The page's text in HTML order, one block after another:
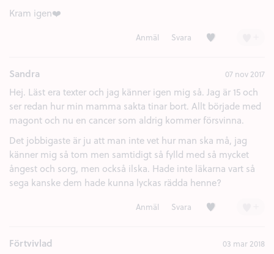
Kram igen❤️
Anmäl Svara Kärlek (3)
Sandra 07 nov 2017
Hej. Läst era texter och jag känner igen mig så. Jag är 15 och
ser redan hur min mamma sakta tinar bort. Allt började med
magont och nu en cancer som aldrig kommer försvinna.
Det jobbigaste är ju att man inte vet hur man ska må, jag
känner mig så tom men samtidigt så fylld med så mycket
ångest och sorg, men också ilska. Hade inte läkarna vart så
sega kanske dem hade kunna lyckas rädda henne?
Anmäl Svara Kärlek (3)
Förtvivlad 03 mar 2018